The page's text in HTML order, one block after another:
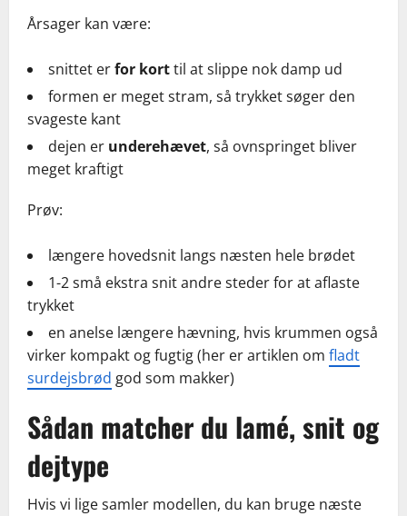
Årsager kan være:
snittet erfor korttil at slippe nok damp ud
formen er meget stram, så trykket søger den
svageste kant
dejen er underehævet, så ovnspringet bliver
meget kraftigt
Prøv:
længere hovedsnit langs næsten hele brødet
1-2 små ekstra snit andre steder for at aflaste
trykket
en anelse længere hævning, hvis krummen også
virker kompakt og fugtig (her er artiklen om fladt
surdejsbrød god som makker)
Sådan matcher du lamé, snit og
dejtype
Hvis vi lige samler modellen, du kan bruge næste